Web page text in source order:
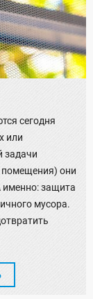
сегодня
или
задачи
помещения) они
именно: защита
мусора.